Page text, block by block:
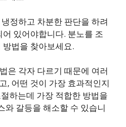
정하고 차분한 판단을 하려
있어야합니다. 분노를 조
법을 찾아보세요.
은 각자 다르기 때문에 여러
, 어떤 것이 가장 효과적인지
하는데 가장 적합한 방법을
와 갈등을 해소할 수 있습니